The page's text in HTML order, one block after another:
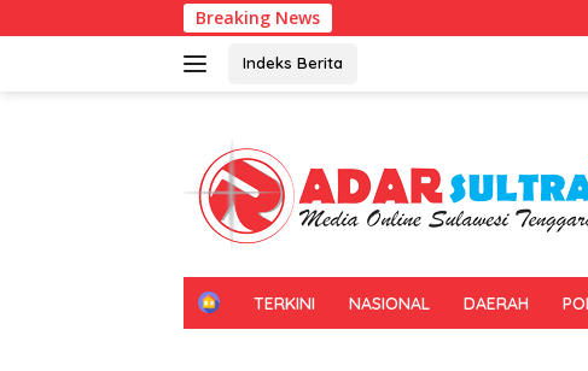
ke
Breaking News Imigrasi Sultra
Indeks Berita
H
TERKINI NASIONAL DAERAH